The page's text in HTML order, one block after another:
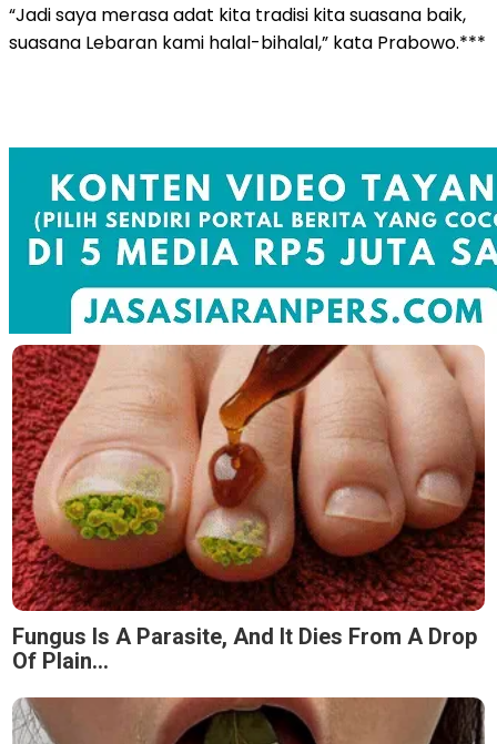
“Jadi saya merasa adat kita tradisi kita suasana baik,
suasana Lebaran kami halal-bihalal,” kata Prabowo.***
Fungus Is A Parasite, And It Dies From A Drop
Of Plain...